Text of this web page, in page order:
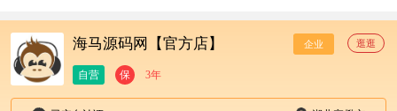
海马源码网【官方店】 企业 逛逛
自营 保 3年